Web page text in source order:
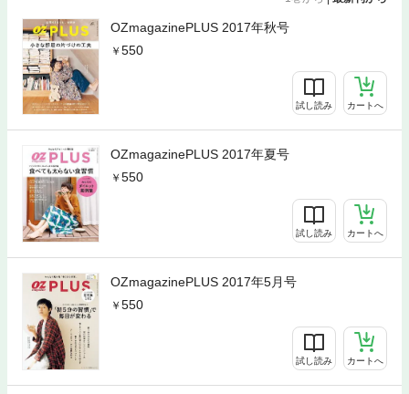
OZmagazinePLUS 2017年秋号
550
試し読み カートへ
OZmagazinePLUS 2017年夏号
550
試し読み カートへ
OZmagazinePLUS 2017年5月号
550
試し読み カートへ